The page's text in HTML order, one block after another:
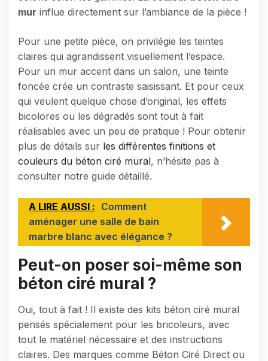
mur influe directement sur l’ambiance de la pièce !
Pour une petite pièce, on privilégie les teintes
claires qui agrandissent visuellement l’espace.
Pour un mur accent dans un salon, une teinte
foncée crée un contraste saisissant. Et pour ceux
qui veulent quelque chose d’original, les effets
bicolores ou les dégradés sont tout à fait
réalisables avec un peu de pratique ! Pour obtenir
plus de détails sur les différentes finitions et
couleurs du béton ciré mural, n’hésite pas à
consulter notre guide détaillé.
A LIRE AUSSI : Comment
aménager une salle de bain
marbre blanc avec élégance ?
Peut-on poser soi-même son
béton ciré mural ?
Oui, tout à fait ! Il existe des kits béton ciré mural
pensés spécialement pour les bricoleurs, avec
tout le matériel nécessaire et des instructions
claires. Des marques comme Béton Ciré Direct ou